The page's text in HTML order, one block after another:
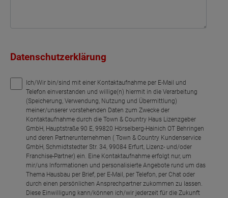
Datenschutzerklärung
Ich/Wir bin/sind mit einer Kontaktaufnahme per E-Mail und
Telefon einverstanden und willige(n) hiermit in die Verarbeitung
(Speicherung, Verwendung, Nutzung und Übermittlung)
meiner/unserer vorstehenden Daten zum Zwecke der
Kontaktaufnahme durch die Town & Country Haus Lizenzgeber
GmbH, Hauptstraße 90 E, 99820 Hörselberg-Hainich OT Behringen
und deren Partnerunternehmen ( Town & Country Kundenservice
GmbH, Schmidtstedter Str. 34, 99084 Erfurt, Lizenz- und/oder
Franchise-Partner) ein. Eine Kontaktaufnahme erfolgt nur, um
mir/uns Informationen und personalisierte Angebote rund um das
Thema Hausbau per Brief, per E-Mail, per Telefon, per Chat oder
durch einen persönlichen Ansprechpartner zukommen zu lassen.
Diese Einwilligung kann/können ich/wir jederzeit für die Zukunft